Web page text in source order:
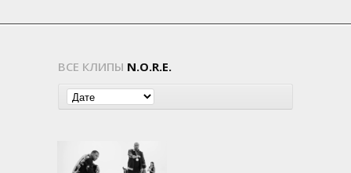
ВСЕ КЛИПЫ N.O.R.E.